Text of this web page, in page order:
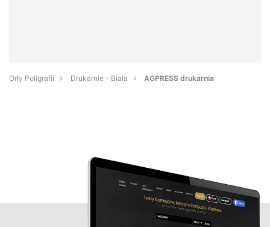
Orły Poligrafii Drukarnie - Biała AGPRESS drukarnia